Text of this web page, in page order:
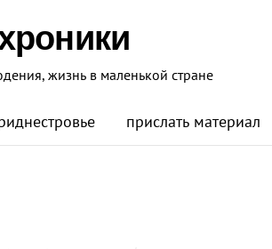
жизнь в маленькой стране
прислать материал